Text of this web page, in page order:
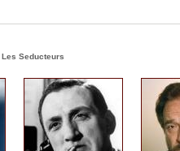
Les Seducteurs